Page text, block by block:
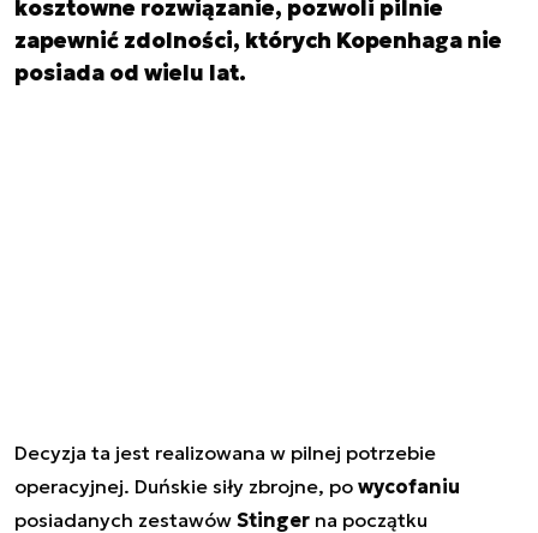
kosztowne rozwiązanie, pozwoli pilnie
zapewnić zdolności, których Kopenhaga nie
posiada od wielu lat.
Decyzja ta jest realizowana w pilnej potrzebie
operacyjnej. Duńskie siły zbrojne, po wycofaniu
posiadanych zestawów Stinger na początku